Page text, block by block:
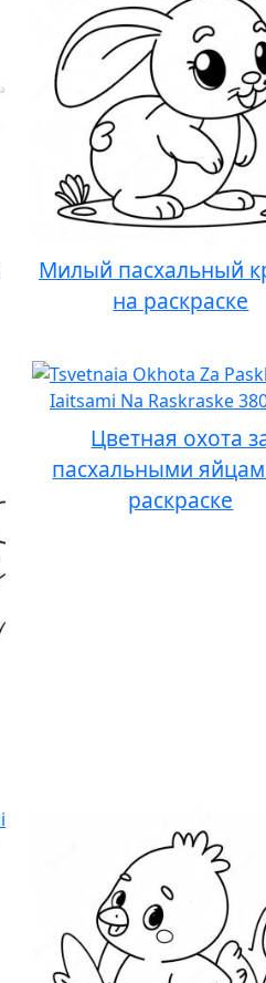
Милый пасхальный
на раскраске
Цветная охота
пасхальными
раскраске